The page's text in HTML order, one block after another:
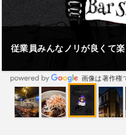
従業員みんなノリが良くて楽
画像は著作権